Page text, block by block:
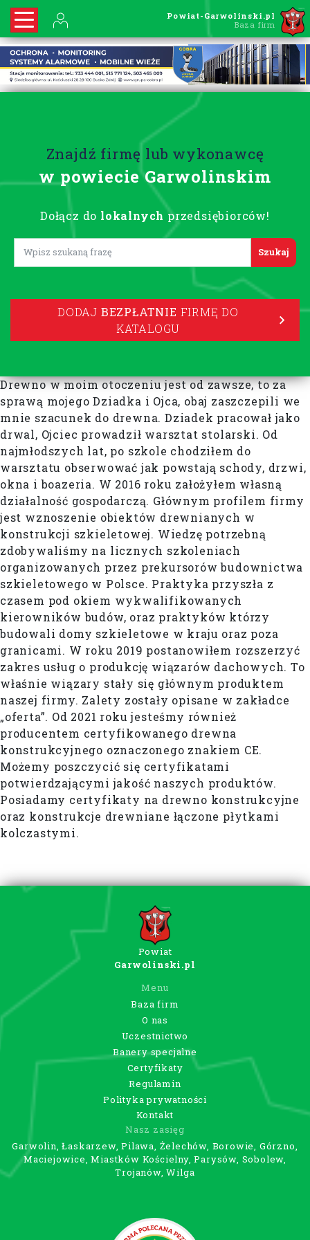
Powiat-Garwolinski.pl
Baza firm
Znajdź firmę lub wykonawcę
w powiecie Garwolinskim
Dołącz do lokalnych przedsiębiorców!
Lorem ipsum
DODAJ BEZPŁATNIE FIRMĘ DO
KATALOGU
Drewno w moim otoczeniu jest od zawsze, to za
sprawą mojego Dziadka i Ojca, obaj zaszczepili we
mnie szacunek do drewna. Dziadek pracował jako
drwal, Ojciec prowadził warsztat stolarski. Od
najmłodszych lat, po szkole chodziłem do
warsztatu obserwować jak powstają schody, drzwi,
okna i boazeria. W 2016 roku założyłem własną
działalność gospodarczą. Głównym profilem firmy
jest wznoszenie obiektów drewnianych w
konstrukcji szkieletowej. Wiedzę potrzebną
zdobywaliśmy na licznych szkoleniach
organizowanych przez prekursorów budownictwa
szkieletowego w Polsce. Praktyka przyszła z
czasem pod okiem wykwalifikowanych
kierowników budów, oraz praktyków którzy
budowali domy szkieletowe w kraju oraz poza
granicami. W roku 2019 postanowiłem rozszerzyć
zakres usług o produkcję wiązarów dachowych. To
właśnie wiązary stały się głównym produktem
naszej firmy. Zalety zostały opisane w zakładce
„oferta”. Od 2021 roku jesteśmy również
producentem certyfikowanego drewna
konstrukcyjnego oznaczonego znakiem CE.
Możemy poszczycić się certyfikatami
potwierdzającymi jakość naszych produktów.
Posiadamy certyfikaty na drewno konstrukcyjne
oraz konstrukcje drewniane łączone płytkami
kolczastymi.
Powiat
Garwolinski.pl
Menu
Baza firm
O nas
Uczestnictwo
Banery specjalne
Certyfikaty
Regulamin
Polityka prywatności
Kontakt
Nasz zasięg
Garwolin, Łaskarzew, Pilawa, Żelechów, Borowie, Górzno,
Maciejowice, Miastków Kościelny, Parysów, Sobolew,
Trojanów, Wilga